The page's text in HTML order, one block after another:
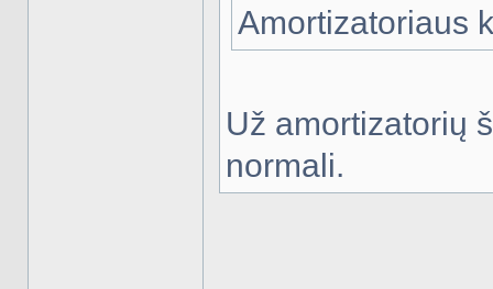
Amortizatoriaus
Už amortizatorių
normali.